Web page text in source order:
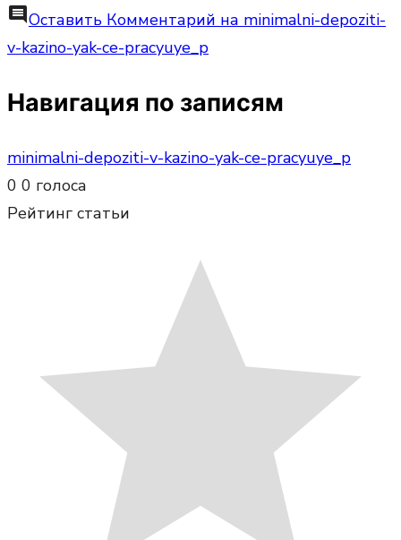
commentОставить Комментарий на minimalni-depoziti-
v-kazino-yak-ce-pracyuye_p
Навигация по записям
minimalni-depoziti-v-kazino-yak-ce-pracyuye_p
0 0 голоса
Рейтинг статьи